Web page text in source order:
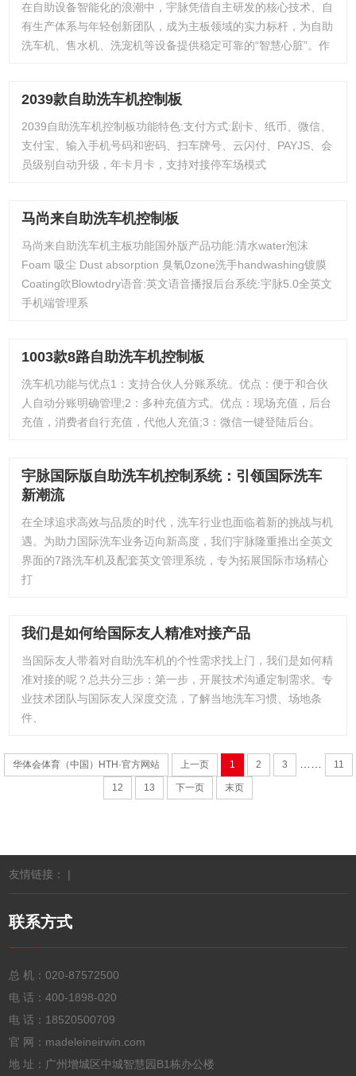
在自助设备智能化的浪潮中，宇脉凭借自主研发的核心技术、自
有生产体系与年轻创新团队，成为主板领域的实力标杆，为自助
洗车机、售水机、洗宠机等设备提供稳定可靠的“智慧心脏”。作
2039款自助洗车机控制板
2039自助洗车机控制板功能特色:支付方式:剧卡、纸币、微信、
支付宝、输入手机号码和密码、扫车牌号、云闪付、PAYJS、会
员级别自动升级，年卡月卡，支持对接停车场模式
马尚来自助洗车机控制板
马尚来自助洗车机主板功能国外版产品功能:清水water泡沫
Foam 吸尘 Dust absorption 臭氧0zone洗手handwashing镀膜
Coating吹Blowtodry语音:英文语音播报后台系统:宇脉5.0全英文
手机端管理系
1003款8路自助洗车机控制板
洗车机功能与优点1：支持合伙人分账系统。优点：便于和合伙
人自动分账明确管理;2：多种充值方式。优点：现场充值，后台
充值，消费者自行充值，代他人充值;3：微信一键登陆后台。
宇脉国际版自助洗车机控制系统：引领国际洗车
新潮流
在全球追求高效与品质的时代，洗车行业也面临着新的挑战与机
遇。为助力国际洗车业务迈向新高度，我们宇脉隆重推出全英文
界面的7路洗车机及配套英文管理系统，专为拓展国际市场精心
打
我们是如何给国际友人精准对接产品
当国际友人带着对自助洗车机的个性需求找上门，我们是如何精
准对接的呢？总共分三步：第一步，开展技术沟通定制需求。专
业技术团队与国际友人深度交流，了解当地洗车习惯、场地条
件、
华体会体育（中国）HTH·官方网站 上一页 1 2 3 11
12 13 下一页 末页
友情链接： |
联系方式
总 机：020-87572500
电 话：400-1898-020
电 话： 18520500709
官 网：madeleineirwin.com
地 址：广州增城区中城智慧园B1栋办公楼